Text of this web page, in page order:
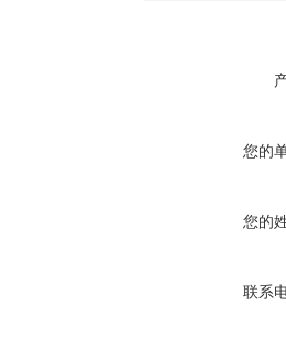
您的
您的
联系